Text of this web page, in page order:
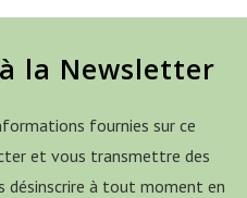
la Newsletter
fournies sur ce
et vous transmettre des
désinscrire à tout moment en